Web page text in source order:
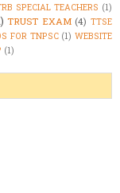
SPECIAL TEACHERS (1)
TRUST EXAM (4) TTSE
FOR TNPSC (1) WEBSITE
(1)